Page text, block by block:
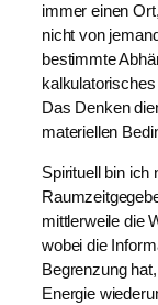
immer einen
nicht von
bestimmte
Das Denken
materiellen
Spirituell bin ich
mittlerweile die
wobei die
Begrenzung
Energie